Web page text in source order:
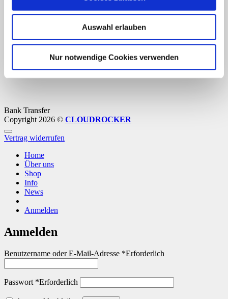
Auswahl erlauben
Nur notwendige Cookies verwenden
Bank Transfer
Copyright 2026 © CLOUDROCKER
Vertrag widerrufen
Home
Über uns
Shop
Info
News
Anmelden
Anmelden
Benutzername oder E-Mail-Adresse *Erforderlich
Passwort *Erforderlich